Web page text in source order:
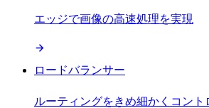
エッジで画像の高速処理を実現
ロードバランサー
ルーティングをきめ細かくコント